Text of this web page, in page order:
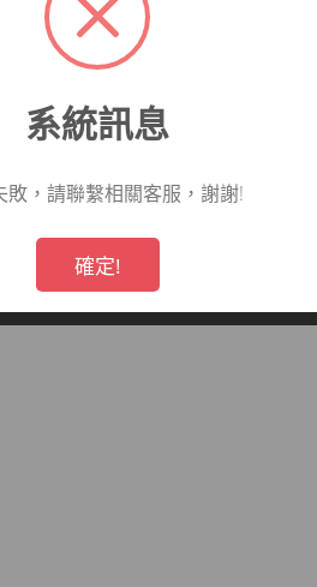
看診病症參考 就醫指南
仁愛醫院所有,未經授權,禁止轉載.
系統訊息
敗，請聯繫相關客服，謝謝!
確定!